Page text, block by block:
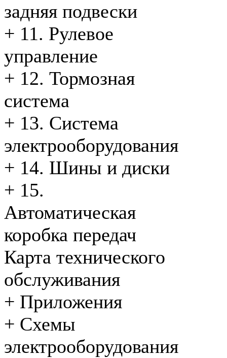
задняя подвески
+ 11. Рулевое
управление
+ 12. Тормозная
система
+ 13. Система
электрооборудования
+ 14. Шины и диски
+ 15.
Автоматическая
коробка передач
Карта технического
обслуживания
+ Приложения
+ Схемы
электрооборудования